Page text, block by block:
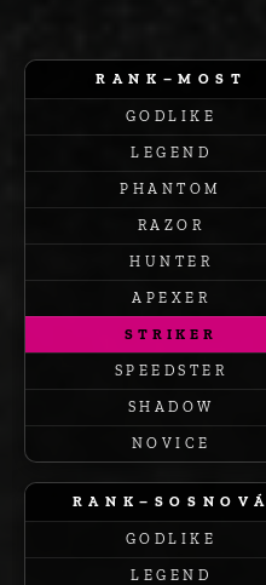
R A N K – M O S T
G O D L I K E
L E G E N D
P H A N T O M
R A Z O R
H U N T E R
A P E X E R
S T R I K E R
S P E E D S T E R
S H A D O W
N O V I C E
R A N K – S O S N O V Á
G O D L I K E
L E G E N D